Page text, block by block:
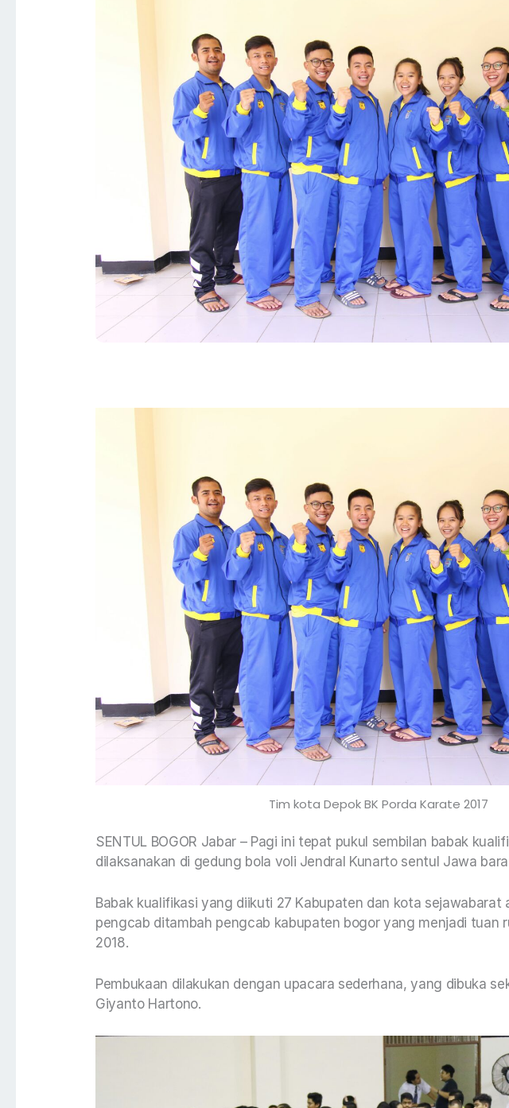
Tim kota Depok BK Porda Karate 2017
SENTUL BOGOR Jabar – Pagi ini tepat pukul sembilan babak
dilaksanakan di gedung bola voli Jendral Kunarto sentul Jawa
Babak kualifikasi yang diikuti 27 Kabupaten dan kota sejawabarat
pengcab ditambah pengcab kabupaten bogor yang menjadi tuan
2018.
Pembukaan dilakukan dengan upacara sederhana, yang dibuka
Giyanto Hartono.